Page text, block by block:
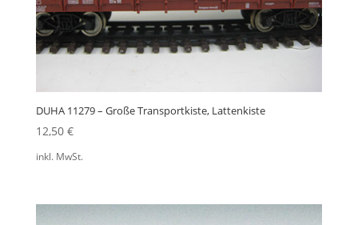
DUHA 11279 – Große Transportkiste, Lattenkiste
12,50 €
inkl. MwSt.